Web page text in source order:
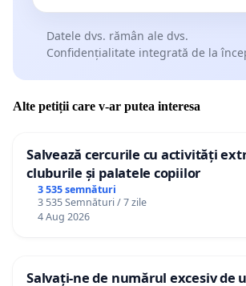
Datele dvs. rămân ale dvs.
Confidențialitate integrată de la
Alte petiții care v-ar putea interesa
Salvează cercurile cu activități
cluburile și palatele copiilor
3 535 semnături
3 535 Semnături / 7 zile
4 Aug 2026
Salvați-ne de numărul excesiv de